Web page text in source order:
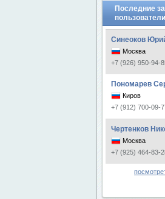
Последние
пользователи
Синеоков
Москва
+7 (926) 950-94-
Пономарев
Киров
+7 (912) 700-09-
Чертенков
Москва
+7 (925) 464-83-